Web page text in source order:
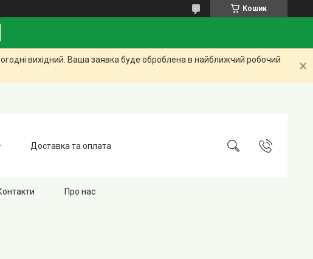
Кошик
вихідний. Ваша заявка буде оброблена в найближчий робочий
Доставка та оплата
Про нас